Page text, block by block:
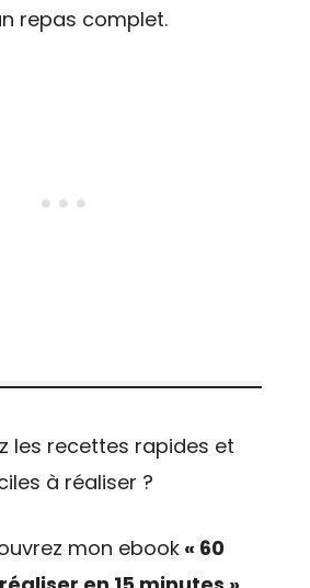
repas complet.
les recettes rapides et
à réaliser ?
mon ebook « 60